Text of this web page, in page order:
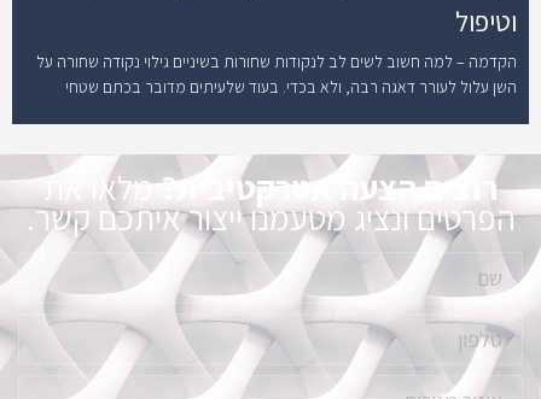
וטיפול
הקדמה – למה חשוב לשים לב לנקודות שחורות בשיניים גילוי נקודה שחורה על
השן עלול לעורר דאגה רבה, ולא בכדי. בעוד שלעיתים מדובר בכתם שטחי
רוצים הצעה אטרקטיבית?מלאו את
הפרטים ונציג מטעמנו ייצור איתכם קשר.